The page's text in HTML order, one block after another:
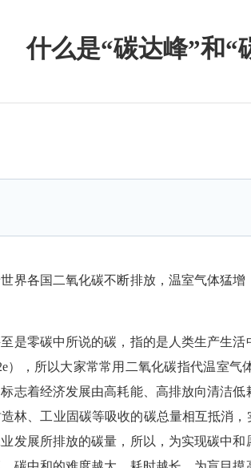
什么是“碳达峰”和“
各国二氧化碳不断排放，温室气体猛增
零碳中所说的碳，指的是人类生产生活
），所以大家常常用二氧化碳指代温室
志着经济发展由高耗能、高排放向清洁
林、工业固碳等吸收的碳总量相互抵消
发展所排放的碳量，所以，为实现碳中